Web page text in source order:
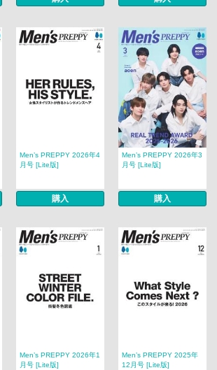
Men’s PREPPY 2026年4
月号 [Lite版]
購入
Men’s PREPPY 2026年3
月号 [Lite版]
購入
Men’s PREPPY 2026年1
月号 [Lite版]
Men’s PREPPY 2025年
12月号 [Lite版]